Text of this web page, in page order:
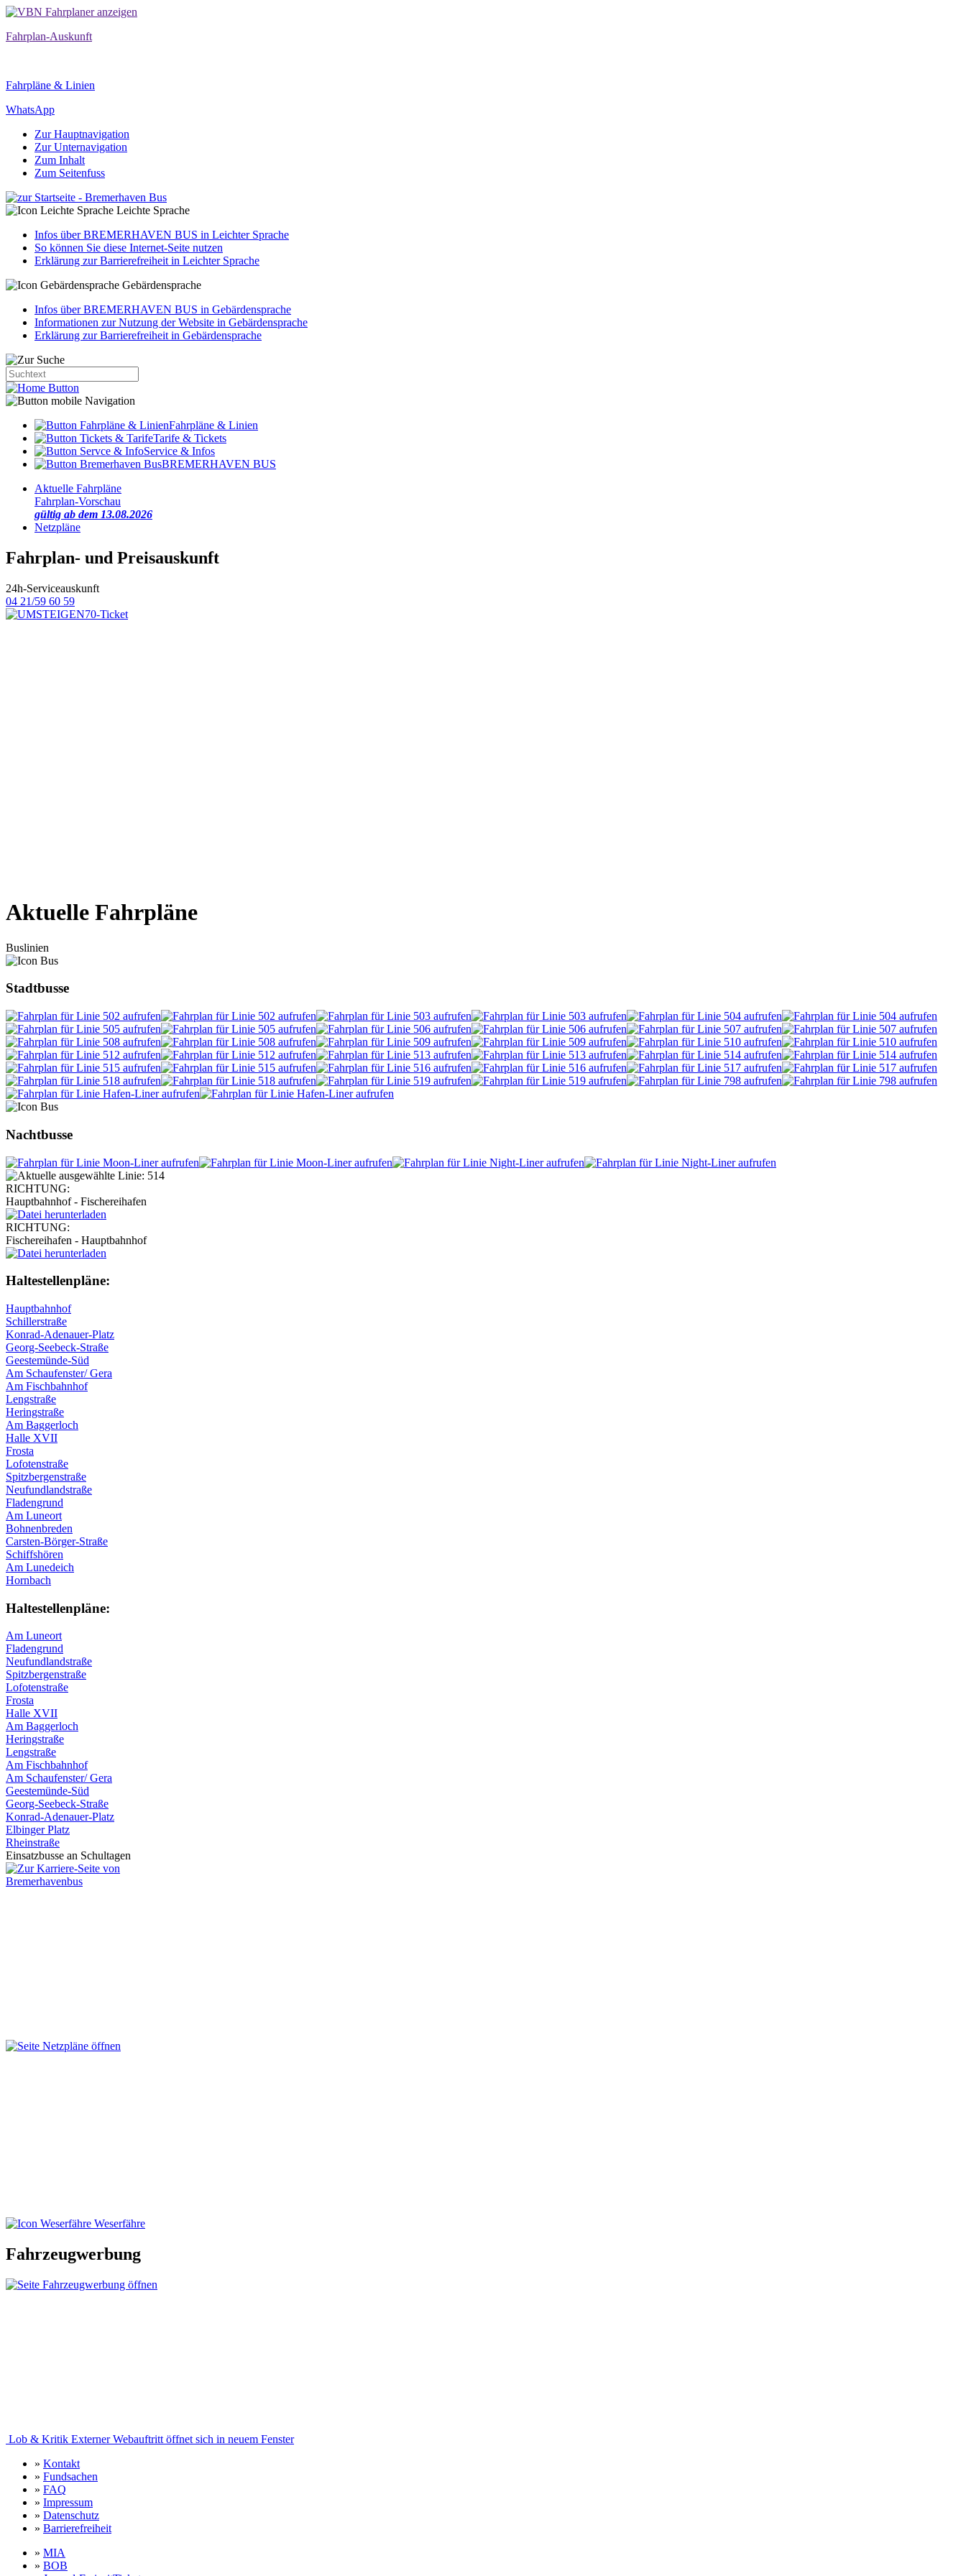
Fahrplan-Auskunft
Fahrpläne & Linien
WhatsApp
Zur Hauptnavigation
Zur Unternavigation
Zum Inhalt
Zum Seitenfuss
Leichte Sprache
Infos über BREMERHAVEN BUS in Leichter Sprache
So können Sie diese Internet-Seite nutzen
Erklärung zur Barrierefreiheit in Leichter Sprache
Gebärdensprache
Infos über BREMERHAVEN BUS in Gebärdensprache
Informationen zur Nutzung der Website in Gebärdensprache
Erklärung zur Barrierefreiheit in Gebärdensprache
Fahrpläne & Linien
Tarife & Tickets
Service & Infos
BREMERHAVEN BUS
Aktuelle Fahrpläne
Fahrplan-Vorschau
gültig ab dem 13.08.2026
Netzpläne
Fahrplan- und Preisauskunft
24h-Serviceauskunft
04 21/59 60 59
Aktuelle Fahrpläne
Buslinien
Stadtbusse
Nachtbusse
RICHTUNG:
Hauptbahnhof - Fischereihafen
RICHTUNG:
Fischereihafen - Hauptbahnhof
Haltestellen­pläne:
Hauptbahnhof
Schillerstraße
Konrad-Adenauer-Platz
Georg-Seebeck-Straße
Geestemünde-Süd
Am Schaufenster/ Gera
Am Fischbahnhof
Lengstraße
Heringstraße
Am Baggerloch
Halle XVII
Frosta
Lofotenstraße
Spitzbergenstraße
Neufundlandstraße
Fladengrund
Am Luneort
Bohnenbreden
Carsten-Börger-Straße
Schiffshören
Am Lunedeich
Hornbach
Haltestellen­pläne:
Am Luneort
Fladengrund
Neufundlandstraße
Spitzbergenstraße
Lofotenstraße
Frosta
Halle XVII
Am Baggerloch
Heringstraße
Lengstraße
Am Fischbahnhof
Am Schaufenster/ Gera
Geestemünde-Süd
Georg-Seebeck-Straße
Konrad-Adenauer-Platz
Elbinger Platz
Rheinstraße
Einsatzbusse an Schultagen
Weserfähre
Fahrzeugwerbung
Lob & Kritik Externer Webauftritt öffnet sich in neuem Fenster
» Kontakt
» Fundsachen
» FAQ
» Impressum
» Datenschutz
» Barrierefreiheit
» MIA
» BOB